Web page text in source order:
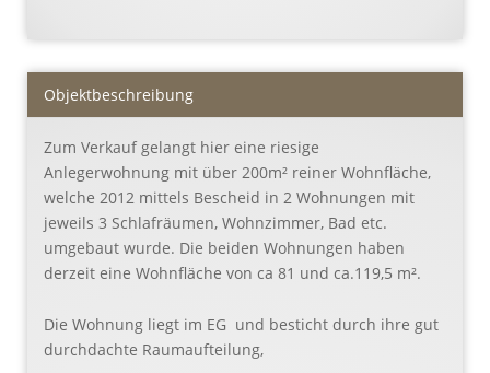
Objekt­beschreibung
Zum Verkauf gelangt hier eine riesige
Anlegerwohnung mit über 200m² reiner Wohnfläche,
welche 2012 mittels Bescheid in 2 Wohnungen mit
jeweils 3 Schlafräumen, Wohnzimmer, Bad etc.
umgebaut wurde. Die beiden Wohnungen haben
derzeit eine Wohnfläche von ca 81 und ca.119,5 m².
Die Wohnung liegt im EG und besticht durch ihre gut
durchdachte Raumaufteilung,